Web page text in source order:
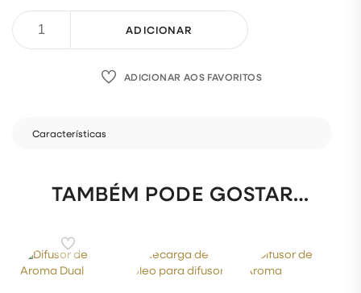
ADICIONAR
ADICIONAR AOS FAVORITOS
Características
TAMBÉM PODE GOSTAR…